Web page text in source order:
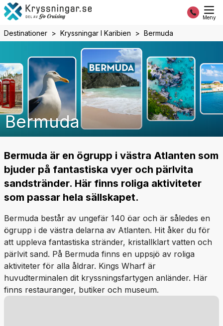
Meny
Destinationer Kryssningar I Karibien Bermuda
Bermuda
Bermuda är en ögrupp i västra Atlanten som
bjuder på fantastiska vyer och pärlvita
sandstränder. Här finns roliga aktiviteter
som passar hela sällskapet.
Bermuda består av ungefär 140 öar och är således en
ögrupp i de västra delarna av Atlanten. Hit åker du för
att uppleva fantastiska stränder, kristallklart vatten och
pärlvit sand. På Bermuda finns en uppsjö av roliga
aktiviteter för alla åldrar. Kings Wharf är
huvudterminalen dit kryssningsfartygen anländer. Här
finns restauranger, butiker och museum.